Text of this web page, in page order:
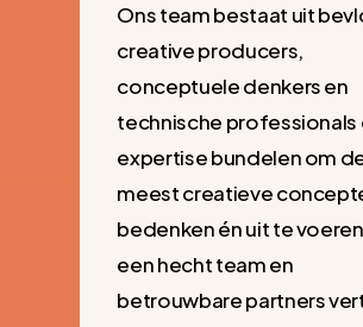
Ons team bestaat uit
creative producers,
conceptuele denkers en
technische professionals
expertise bundelen om
meest creatieve
bedenken én uit te
een hecht team en
betrouwbare partners